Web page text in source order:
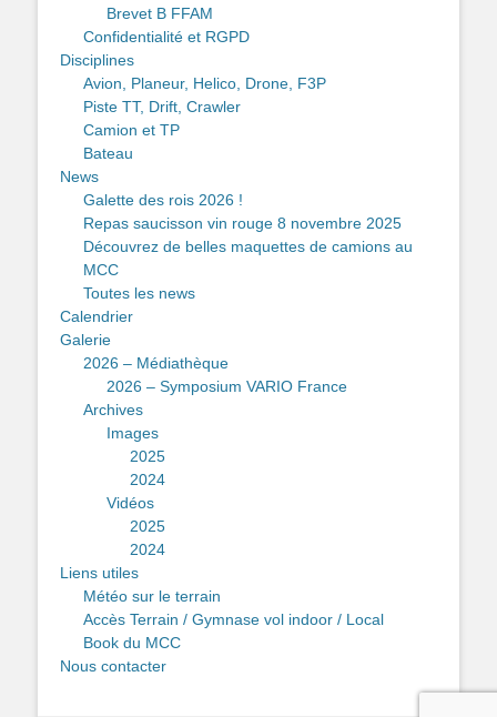
Brevet B FFAM
Confidentialité et RGPD
Disciplines
Avion, Planeur, Helico, Drone, F3P
Piste TT, Drift, Crawler
Camion et TP
Bateau
News
Galette des rois 2026 !
Repas saucisson vin rouge 8 novembre 2025
Découvrez de belles maquettes de camions au
MCC
Toutes les news
Calendrier
Galerie
2026 – Médiathèque
2026 – Symposium VARIO France
Archives
Images
2025
2024
Vidéos
2025
2024
Liens utiles
Météo sur le terrain
Accès Terrain / Gymnase vol indoor / Local
Book du MCC
Nous contacter